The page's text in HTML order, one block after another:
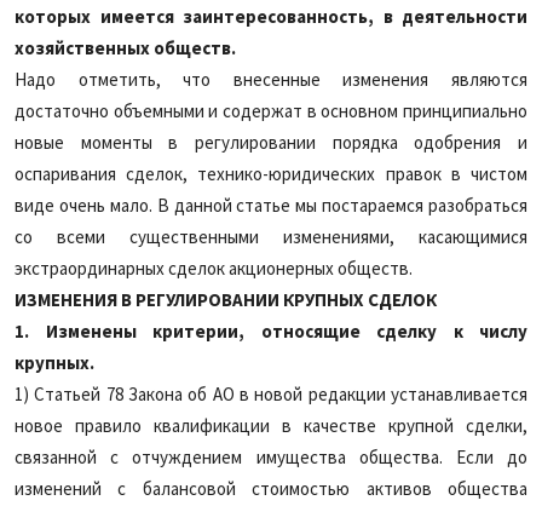
которых имеется заинтересованность, в деятельности
хозяйственных обществ.
Надо отметить, что внесенные изменения являются
достаточно объемными и содержат в основном принципиально
новые моменты в регулировании порядка одобрения и
оспаривания сделок, технико-юридических правок в чистом
виде очень мало. В данной статье мы постараемся разобраться
со всеми существенными изменениями, касающимися
экстраординарных сделок акционерных обществ.
ИЗМЕНЕНИЯ В РЕГУЛИРОВАНИИ КРУПНЫХ СДЕЛОК
1. Изменены критерии, относящие сделку к числу
крупных.
1) Статьей 78 Закона об АО в новой редакции устанавливается
новое правило квалификации в качестве крупной сделки,
связанной с отчуждением имущества общества. Если до
изменений с балансовой стоимостью активов общества